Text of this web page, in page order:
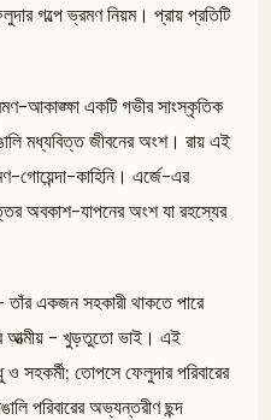
গল্পে ভ্রমণ নিয়ম। প্রায় প্রতিটি
আকাঙ্ক্ষা একটি গভীর সাংস্কৃতিক
মধ্যবিত্ত জীবনের অংশ। রায় এই
গোয়েন্দা-কাহিনি। এর্জে-এর
অবকাশ-যাপনের অংশ যা রহস্যের
- তাঁর একজন সহকারী থাকতে পারে
আত্মীয় - খুড়তুতো ভাই। এই
সহকর্মী; তোপসে ফেলুদার পরিবারের
পরিবারের অভ্যন্তরীণ ছন্দ